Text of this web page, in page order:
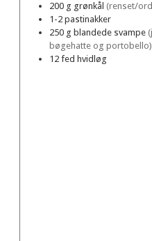
200 g grønkål (renset/
1-2 pastinakker
250 g blandede svampe
bøgehatte og portobello)
12 fed hvidløg